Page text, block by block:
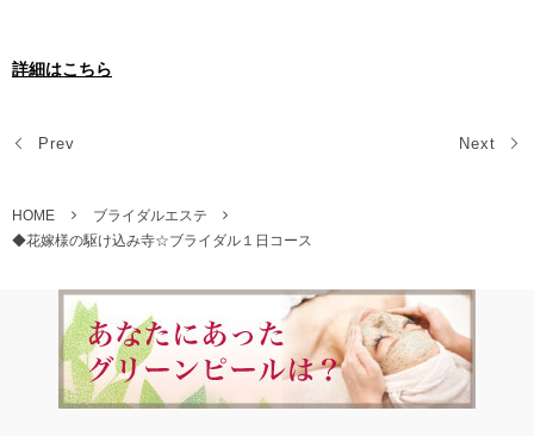
詳細はこちら
Prev Next
HOME
ブライダルエステ
◆花嫁様の駆け込み寺☆ブライダル１日コース